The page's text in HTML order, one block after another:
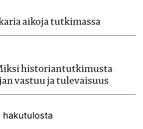
aikoja tutkimassa
historiantutkimusta
vastuu ja tulevaisuus
hakutulosta